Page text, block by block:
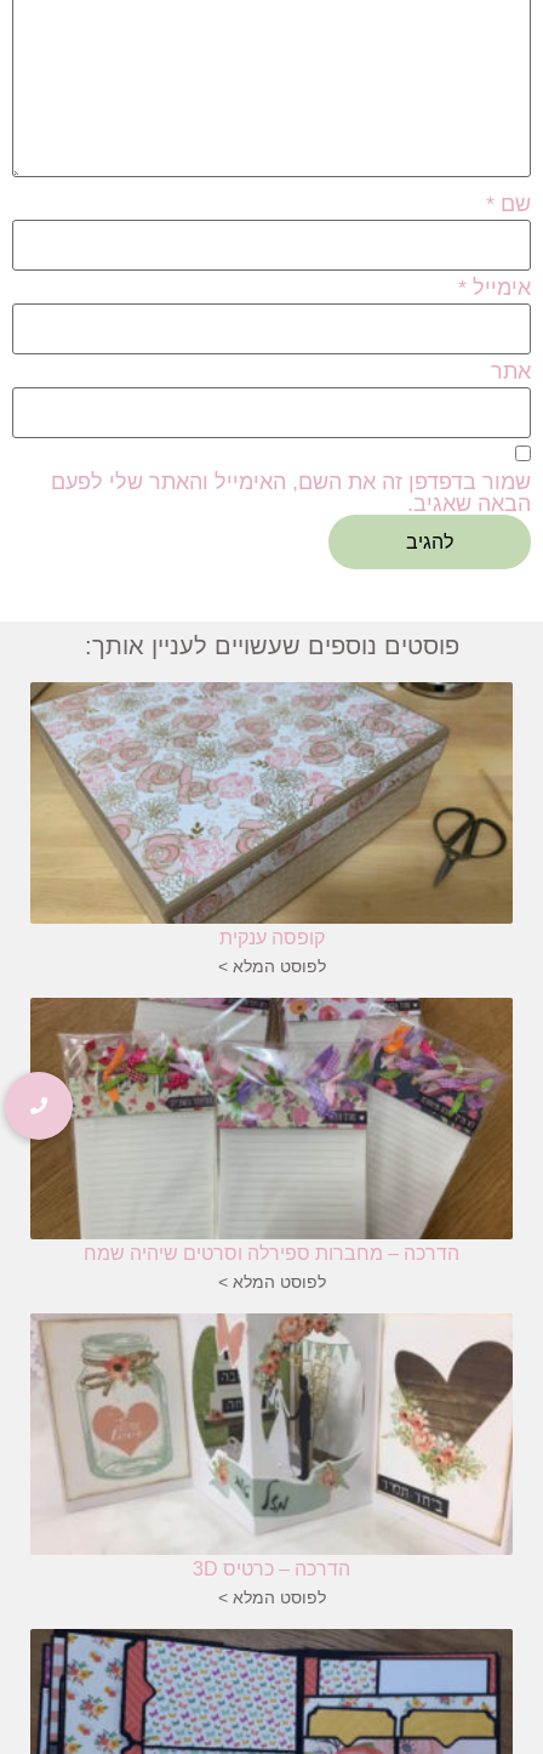
שם *
אימייל *
אתר
שמור בדפדפן זה את השם, האימייל והאתר שלי לפעם
הבאה שאגיב.
פוסטים נוספים שעשויים לעניין אותך:
קופסה ענקית
לפוסט המלא >
הדרכה – מחברות ספירלה וסרטים שיהיה שמח
לפוסט המלא >
הדרכה – כרטיס 3D
לפוסט המלא >